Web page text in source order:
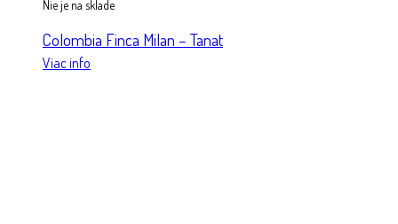
Nie je na sklade
Colombia Finca Milan – Tanat
Viac info